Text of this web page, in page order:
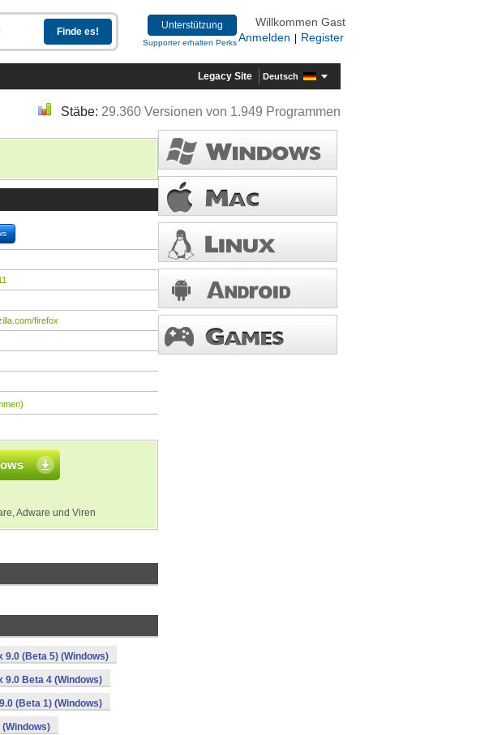
Unterstützung
Supporter erhalten Perks
Willkommen Gast
Anmelden
Register
Legacy Site Deutsch
Stäbe: 29.360 Versionen von 1.949 Programmen
firefox
Adware und Viren
9.0 (Beta 5) (Windows)
9.0 Beta 4 (Windows)
(Beta 1) (Windows)
(Windows)